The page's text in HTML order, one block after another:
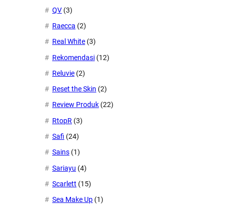
QV (3)
Raecca (2)
Real White (3)
Rekomendasi (12)
Reluvie (2)
Reset the Skin (2)
Review Produk (22)
RtopR (3)
Safi (24)
Sains (1)
Sariayu (4)
Scarlett (15)
Sea Make Up (1)